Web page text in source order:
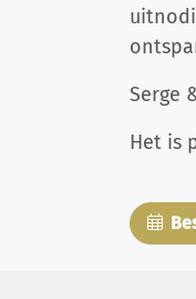
Serge
Het is